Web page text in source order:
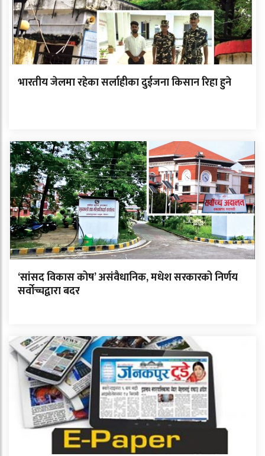
भारतीय जेलमा रहेका सर्लाहीका दुईजना किसान रिहा हुने
‘सांसद विकास कोष’ असंवैधानिक, मधेश सरकारको निर्णय
सर्वोच्चद्वारा बदर